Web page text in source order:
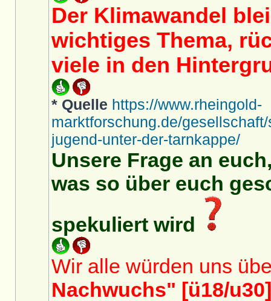
Der Klimawandel
wichtiges Thema,
viele in den
* Quelle https://www.rheingold-
marktforschung.de/
jugend-unter-der-tarnkappe/
Unsere Frage an
was so über euch
spekuliert wird
Wir alle würden uns
Nachwuchs" [ü18/u30]